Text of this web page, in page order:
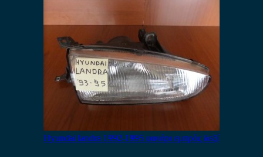
Hyundai landra 1992-1995 φανάρι εμπρός δεξί